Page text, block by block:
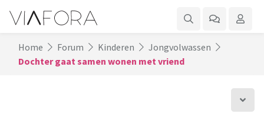
Home Forum Kinderen
Jongvolwassen
Dochter gaat samen wonen met vriend